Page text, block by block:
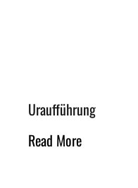
Uraufführung
Read More